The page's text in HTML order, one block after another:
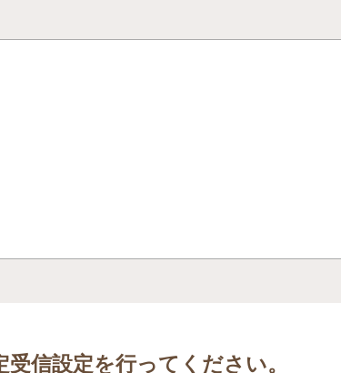
受信設定を行ってください。